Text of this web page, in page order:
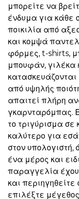
μπορείτε να
ένδυμα για κάθε
ποικιλία από
και κομψά
φόρμες, t-shirts,
μπουφάν, γιλέκα
από υψηλής
απαιτεί πλήρη
γκαρνταρόμπας.
το τριγύρισμα
καλύτερο για
στον
ένα μέρος και
παραγγελία
και
επιλέξτε